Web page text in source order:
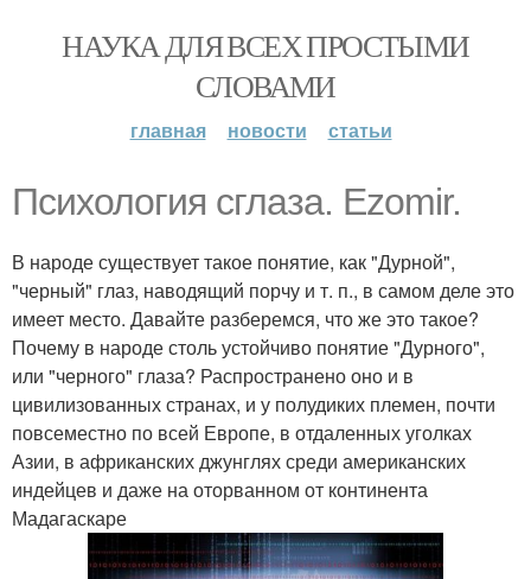
НАУКА ДЛЯ ВСЕХ ПРОСТЫМИ
СЛОВАМИ
главная новости статьи
Психология сглаза. Ezomir.
В народе существует такое понятие, как "Дурной",
"черный" глаз, наводящий порчу и т. п., в самом деле это
имеет место. Давайте разберемся, что же это такое?
Почему в народе столь устойчиво понятие "Дурного",
или "черного" глаза? Распространено оно и в
цивилизованных странах, и у полудиких племен, почти
повсеместно по всей Европе, в отдаленных уголках
Азии, в африканских джунглях среди американских
индейцев и даже на оторванном от континента
Мадагаскаре